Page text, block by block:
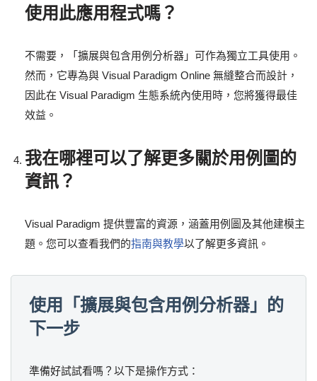
使用此應用程式嗎？
不需要，「擴展與包含用例分析器」可作為獨立工具使用。
然而，它專為與 Visual Paradigm Online 無縫整合而設計，
因此在 Visual Paradigm 生態系統內使用時，您將獲得最佳
效益。
我在哪裡可以了解更多關於用例圖的
資訊？
Visual Paradigm 提供豐富的資源，涵蓋用例圖及其他建模主
題。您可以查看我們的指南與教學以了解更多資訊。
使用「擴展與包含用例分析器」的
下一步
準備好試試看嗎？以下是操作方式：